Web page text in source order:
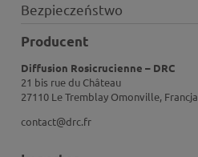
Bezpieczeństwo
Producent
Diffusion Rosicrucienne – DRC
21 bis rue du Château
27110 Le Tremblay Omonville, Francja
contact@drc.fr